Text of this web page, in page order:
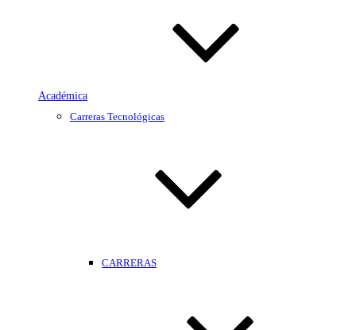
Académica
Carreras Tecnológicas
CARRERAS